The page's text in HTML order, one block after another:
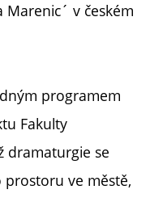
Marenic´ v českém
programem
Fakulty
dramaturgie se
ve městě,